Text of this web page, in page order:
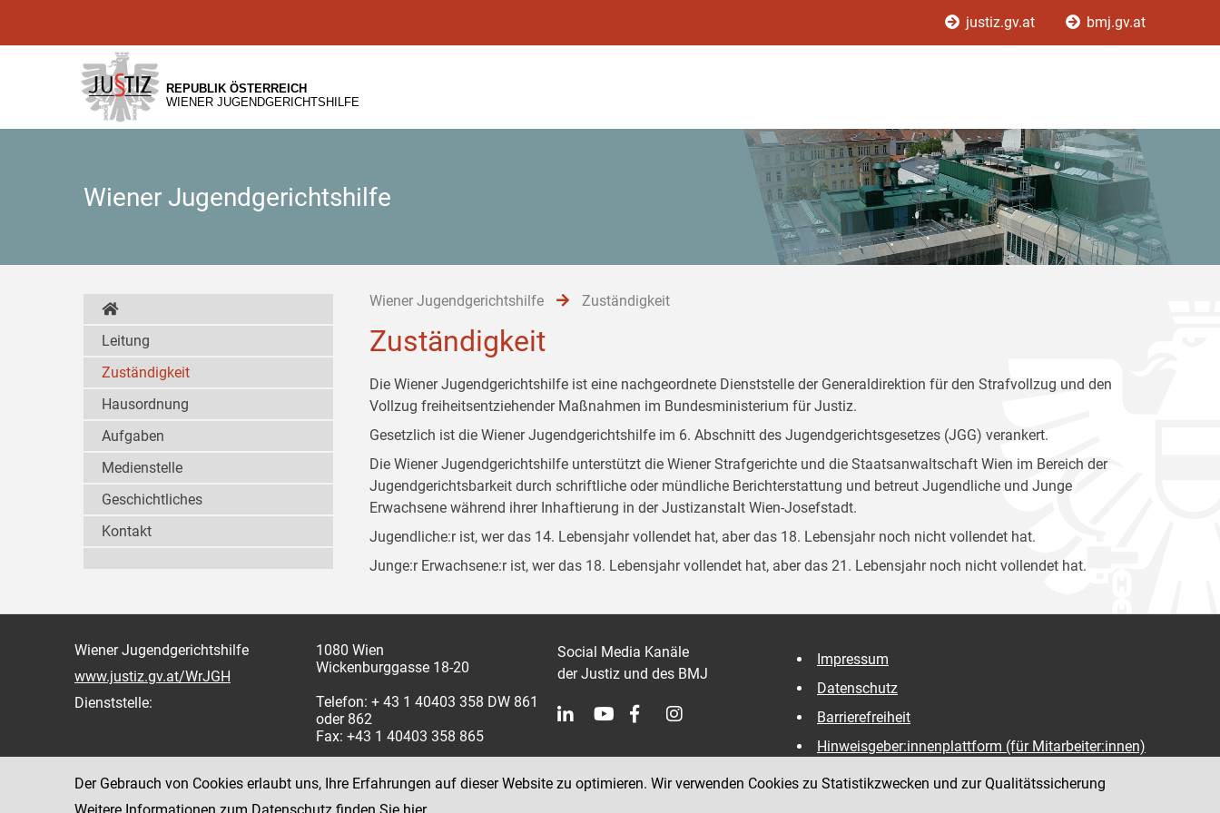
[1]
[2]
[3]
justiz.gv.at bmj.gv.at
REPUBLIK ÖSTERREICH
WIENER JUGENDGERICHTSHILFE
Wiener Jugendgerichtshilfe
Wiener Jugendgerichtshilfe Zuständigkeit
Zuständigkeit
Die Wiener Jugendgerichtshilfe ist eine nachgeordnete Dienststelle der Generaldirektion für den Strafvollzug und den
Vollzug freiheitsentziehender Maßnahmen im Bundesministerium für Justiz.
Gesetzlich ist die Wiener Jugendgerichtshilfe im 6. Abschnitt des Jugendgerichtsgesetzes (JGG) verankert.
Die Wiener Jugendgerichtshilfe unterstützt die Wiener Strafgerichte und die Staatsanwaltschaft Wien im Bereich der
Jugendgerichtsbarkeit durch schriftliche oder mündliche Berichterstattung und betreut Jugendliche und Junge
Erwachsene während ihrer Inhaftierung in der Justizanstalt Wien-Josefstadt.
Jugendliche:r ist, wer das 14. Lebensjahr vollendet hat, aber das 18. Lebensjahr noch nicht vollendet hat.
Junge:r Erwachsene:r ist, wer das 18. Lebensjahr vollendet hat, aber das 21. Lebensjahr noch nicht vollendet hat.
Leitung
Zuständigkeit
Hausordnung
Aufgaben
Medienstelle
Geschichtliches
Kontakt
Wiener Jugendgerichtshilfe
www.justiz.gv.at/WrJGH
Dienststelle:
1080 Wien
Wickenburggasse 18-20
Telefon: + 43 1 40403 358 DW 861
oder 862
Fax: +43 1 40403 358 865
Social Media Kanäle
der Justiz und des BMJ
Impressum
Datenschutz
Barrierefreiheit
Hinweisgeber:innenplattform (für Mitarbeiter:innen)
Der Gebrauch von Cookies erlaubt uns, Ihre Erfahrungen auf dieser Website zu optimieren. Wir verwenden Cookies zu Statistikzwecken und zur Qualitätssicherung